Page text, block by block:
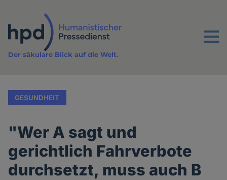
Inhalt
Menu
Der säkulare Blick auf die Welt.
GESUNDHEIT
"Wer A sagt und
gerichtlich Fahrverbote
durchsetzt, muss auch B